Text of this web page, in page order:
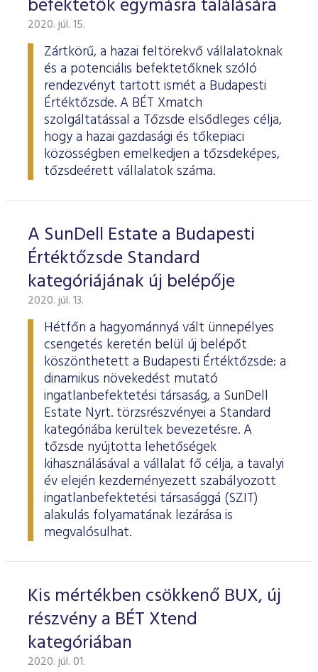
ESG Útmutató
befektetők egymásra találására
2020. júl. 15.
Zártkörű, a hazai feltörekvő vállalatoknak
és a potenciális befektetőknek szóló
rendezvényt tartott ismét a Budapesti
Értéktőzsde. A BÉT Xmatch
szolgáltatással a Tőzsde elsődleges célja,
hogy a hazai gazdasági és tőkepiaci
közösségben emelkedjen a tőzsdeképes,
tőzsdeérett vállalatok száma.
A SunDell Estate a Budapesti
Értéktőzsde Standard
kategóriájának új belépője
2020. júl. 13.
Hétfőn a hagyománnyá vált ünnepélyes
csengetés keretén belül új belépőt
köszönthetett a Budapesti Értéktőzsde: a
dinamikus növekedést mutató
ingatlanbefektetési társaság, a SunDell
Estate Nyrt. törzsrészvényei a Standard
kategóriába kerültek bevezetésre. A
tőzsde nyújtotta lehetőségek
kihasználásával a vállalat fő célja, a tavalyi
év elején kezdeményezett szabályozott
ingatlanbefektetési társasággá (SZIT)
alakulás folyamatának lezárása is
megvalósulhat.
Kis mértékben csökkenő BUX, új
részvény a BÉT Xtend
kategóriában
2020. júl. 01.